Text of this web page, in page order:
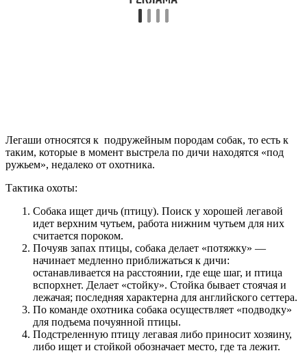
Легаши относятся к подружейным породам собак, то есть к
таким, которые в момент выстрела по дичи находятся «под
ружьем», недалеко от охотника.
Тактика охоты:
Собака ищет дичь (птицу). Поиск у хорошей легавой
идет верхним чутьем, работа нижним чутьем для них
считается пороком.
Почуяв запах птицы, собака делает «потяжку» —
начинает медленно приближаться к дичи:
останавливается на расстоянии, где еще шаг, и птица
вспорхнет. Делает «стойку». Стойка бывает стоячая и
лежачая; последняя характерна для английского сеттера.
По команде охотника собака осуществляет «подводку»
для подъема почуянной птицы.
Подстреленную птицу легавая либо приносит хозяину,
либо ищет и стойкой обозначает место, где та лежит.